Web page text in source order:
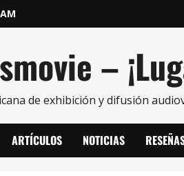
–
de exhibición y difusión
ARTÍCULOS NOTICIAS